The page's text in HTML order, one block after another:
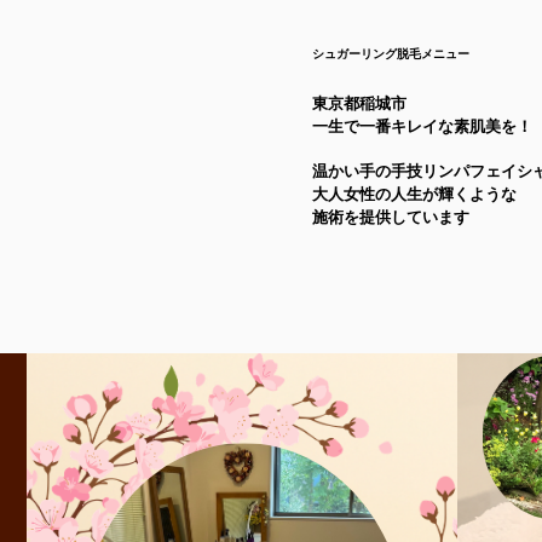
シュガーリング脱毛メニュー
東京都稲城市
一生で一番キレイな素肌美を！
温かい手の手技リンパフェイシ
大人女性の人生が輝くような
施術を提供しています